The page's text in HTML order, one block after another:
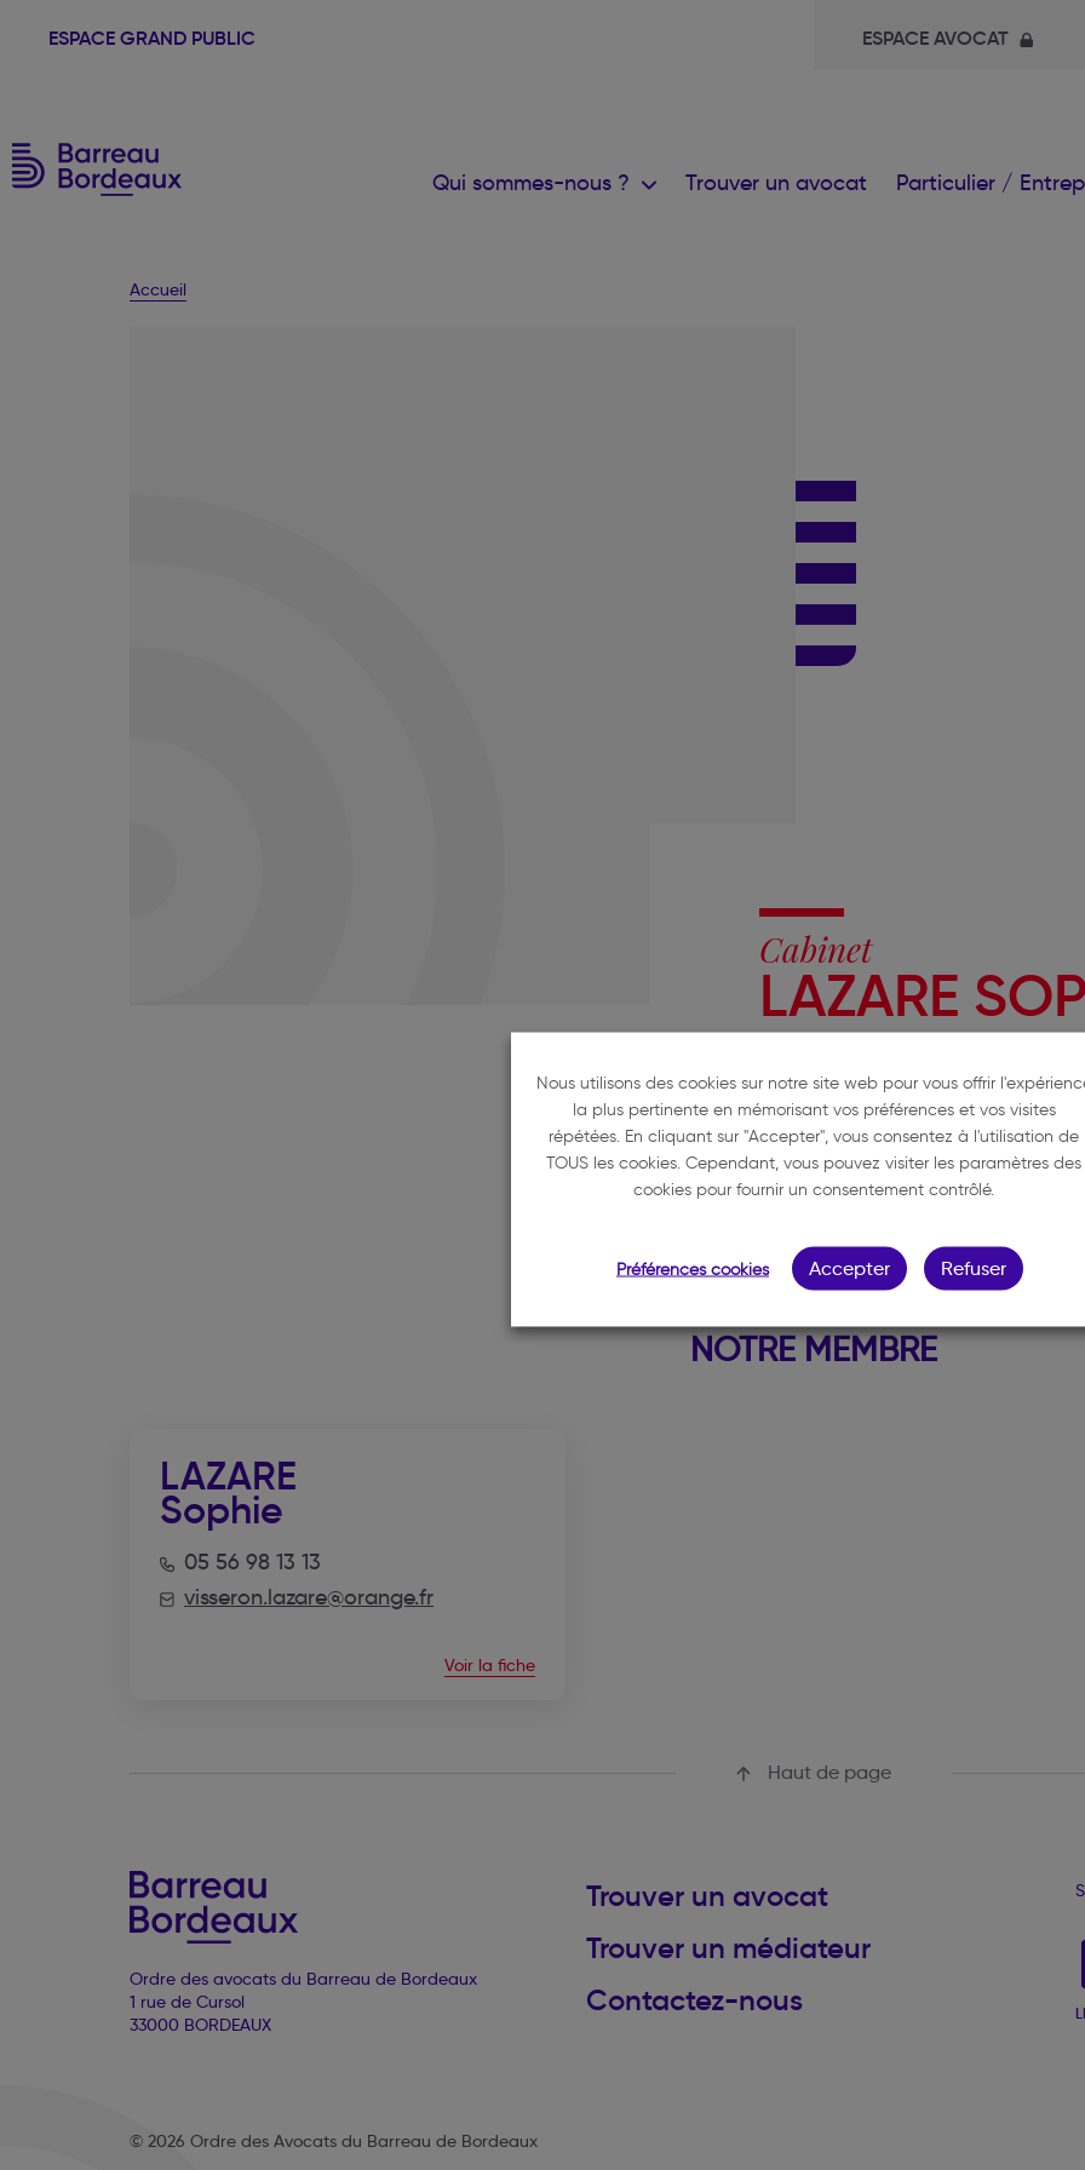
ESPACE GRAND PUBLIC ESPACE AVOCAT
Qui sommes-nous ? Trouver un avocat Particulier /
Accueil
Cabinet
LAZARE
18 Cours du Maréchal Juin
33000 BORDEAUX
05 56 98 13 13
NOTRE MEMBRE
LAZARE
Sophie
05 56 98 13 13
visseron.lazare@orange.fr
Voir la fiche
Haut de page
Ordre des avocats du Barreau de Bordeaux
1 rue de Cursol
33000 BORDEAUX
Trouver un avocat
Trouver un médiateur
Contactez-nous
© 2026 Ordre des Avocats du Barreau de Bordeaux
Nous utilisons des cookies sur notre site web pour vous offrir
la plus pertinente en mémorisant vos préférences et vos visites
répétées. En cliquant sur "Accepter", vous consentez à l'utilisation de
TOUS les cookies. Cependant, vous pouvez visiter les paramètres des
cookies pour fournir un consentement contrôlé.
Préférences cookies Accepter Refuser